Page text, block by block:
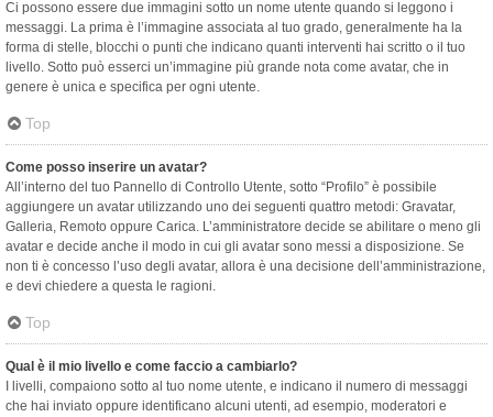
Ci possono essere due immagini sotto un nome utente quando si leggono i
messaggi. La prima è l’immagine associata al tuo grado, generalmente ha la
forma di stelle, blocchi o punti che indicano quanti interventi hai scritto o il tuo
livello. Sotto può esserci un’immagine più grande nota come avatar, che in
genere è unica e specifica per ogni utente.
Top
Come posso inserire un avatar?
All’interno del tuo Pannello di Controllo Utente, sotto “Profilo” è possibile
aggiungere un avatar utilizzando uno dei seguenti quattro metodi: Gravatar,
Galleria, Remoto oppure Carica. L’amministratore decide se abilitare o meno gli
avatar e decide anche il modo in cui gli avatar sono messi a disposizione. Se
non ti è concesso l’uso degli avatar, allora è una decisione dell’amministrazione,
e devi chiedere a questa le ragioni.
Top
Qual è il mio livello e come faccio a cambiarlo?
I livelli, compaiono sotto al tuo nome utente, e indicano il numero di messaggi
che hai inviato oppure identificano alcuni utenti, ad esempio, moderatori e